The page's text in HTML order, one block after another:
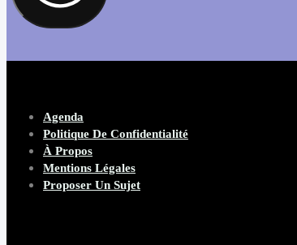
Agenda
Politique De Confidentialité
À Propos
Mentions Légales
Proposer Un Sujet